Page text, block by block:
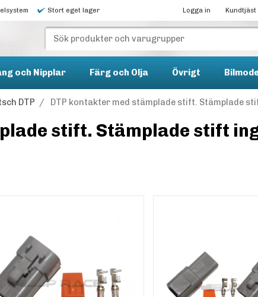
Stort eget lager Logga in Kundtjäst
och Nipplar Färg och Olja Övrigt
DTP / DTP kontakter med stämplade stift. Stämplade
stift. Stämplade stift